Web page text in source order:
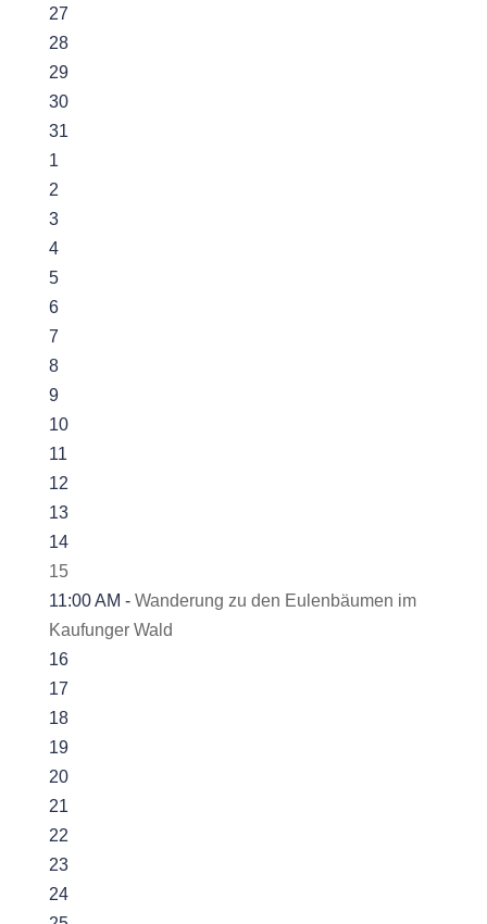
27
28
29
30
31
1
2
3
4
5
6
7
8
9
10
11
12
13
14
15
11:00 AM - Wanderung zu den Eulenbäumen im
Kaufunger Wald
16
17
18
19
20
21
22
23
24